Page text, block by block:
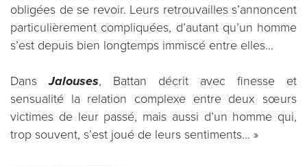
obligées de se revoir. Leurs retrouvailles s’annoncent
particulièrement compliquées, d’autant qu’un homme
s’est depuis bien longtemps immiscé entre elles…
​DansJalouses, Battan décrit avec finesse et
sensualité la relation complexe entre deux sœurs
victimes de leur passé, mais aussi d’un homme qui,
trop souvent, s’est joué de leurs sentiments… »